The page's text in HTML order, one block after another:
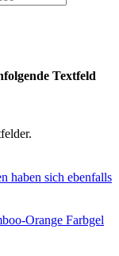
Textfeld
haben sich ebenfalls
Orange Farbgel